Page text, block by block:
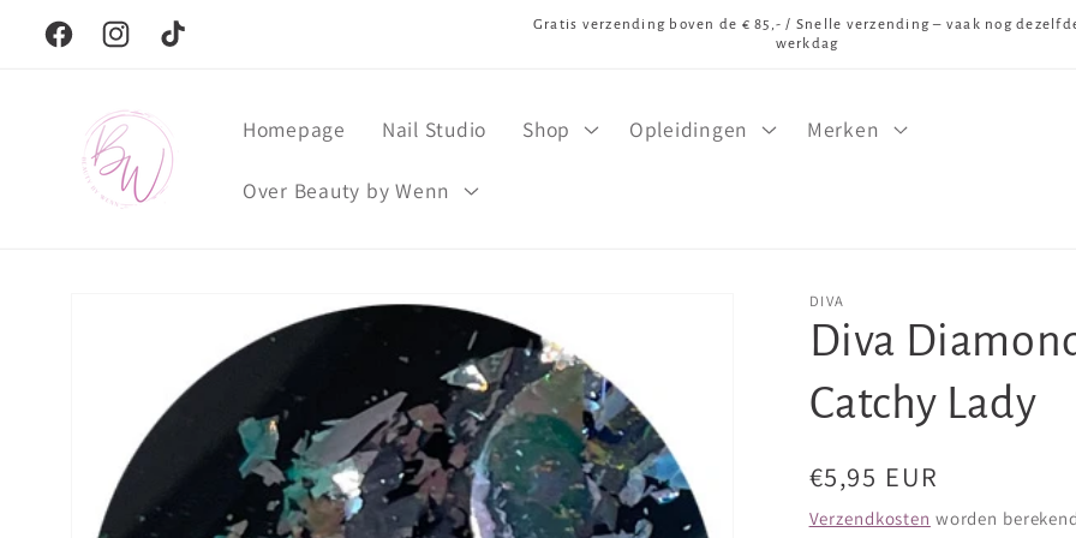
naar de
FacebookInstagramTikTok
Gratis verzending boven de € 85,- / Snelle verzending – vaak nog
werkdag
Homepage Nail Studio Shop Opleidingen Merken
Over Beauty by Wenn
productinformatie
DIVA
Diva
Catchy Lady
Normale
prijs
€5,95 EUR
Verzendkosten worden